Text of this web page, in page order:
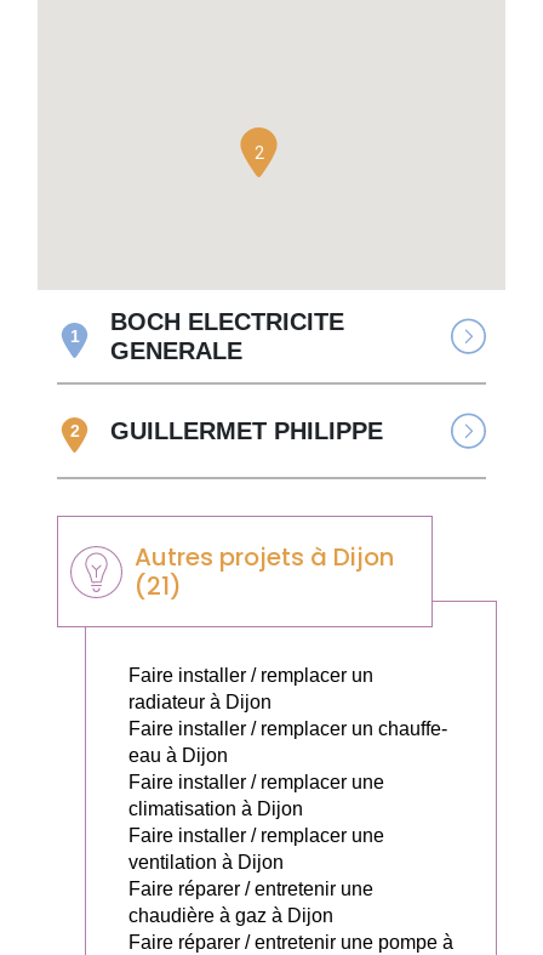
2
1
BOCH ELECTRICITE
GENERALE
2 GUILLERMET PHILIPPE
Autres projets à Dijon
(21)
Faire installer / remplacer un
radiateur à Dijon
Faire installer / remplacer un chauffe-
eau à Dijon
Faire installer / remplacer une
climatisation à Dijon
Faire installer / remplacer une
ventilation à Dijon
Faire réparer / entretenir une
chaudière à gaz à Dijon
Faire réparer / entretenir une pompe à